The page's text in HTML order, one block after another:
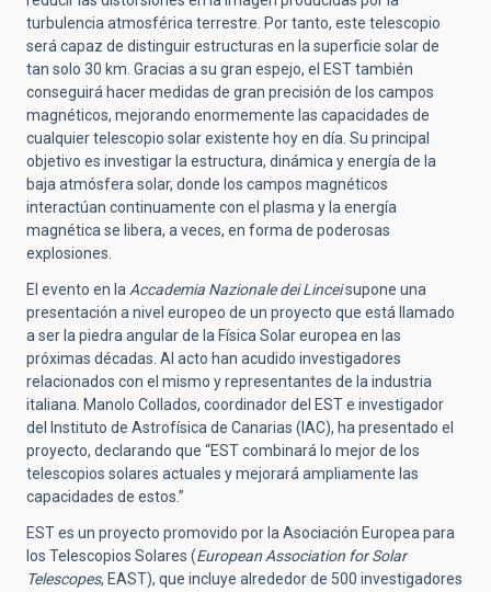
turbulencia atmosférica terrestre. Por tanto, este telescopio
será capaz de distinguir estructuras en la superficie solar de
tan solo 30 km. Gracias a su gran espejo, el EST también
conseguirá hacer medidas de gran precisión de los campos
magnéticos, mejorando enormemente las capacidades de
cualquier telescopio solar existente hoy en día. Su principal
objetivo es investigar la estructura, dinámica y energía de la
baja atmósfera solar, donde los campos magnéticos
interactúan continuamente con el plasma y la energía
magnética se libera, a veces, en forma de poderosas
explosiones.
El evento en la Accademia Nazionale dei Linceisupone una
presentación a nivel europeo de un proyecto que está llamado
a ser la piedra angular de la Física Solar europea en las
próximas décadas. Al acto han acudido investigadores
relacionados con el mismo y representantes de la industria
italiana. Manolo Collados, coordinador del EST e investigador
del Instituto de Astrofísica de Canarias (IAC), ha presentado el
proyecto, declarando que “EST combinará lo mejor de los
telescopios solares actuales y mejorará ampliamente las
capacidades de estos.”
EST es un proyecto promovido por la Asociación Europea para
los Telescopios Solares (European Association for Solar
Telescopes, EAST), que incluye alrededor de 500 investigadores